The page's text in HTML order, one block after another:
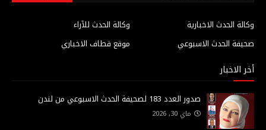
وكالة الحدث للآراء
وكالة الحدث الاخبارية
موقع قطاف الاخباري
صحيفة الحدث الاسبوعي
أخر الاخبار
صدور العدد 183 لصحيفة الحدث الاسبوعي من لندن
ماي 30, 2026